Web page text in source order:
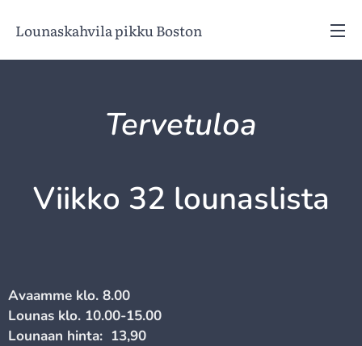
Lounaskahvila pikku Boston
Tervetuloa
Viikko 32 lounaslista
Avaamme klo. 8.00
Lounas klo. 10.00-15.00
Lounaan hinta: 13,90